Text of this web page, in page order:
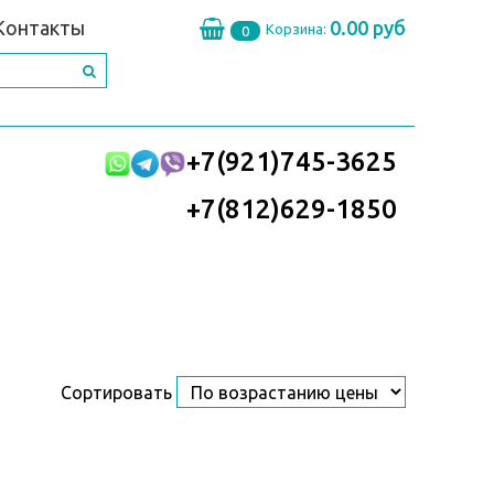
0 Корзина: 0.00 руб
+7(921)745-3625
+7(812)629-1850
Сортировать